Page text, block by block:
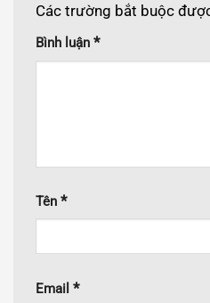
Các trường bắt buộc
Bình luận *
Tên *
Email *